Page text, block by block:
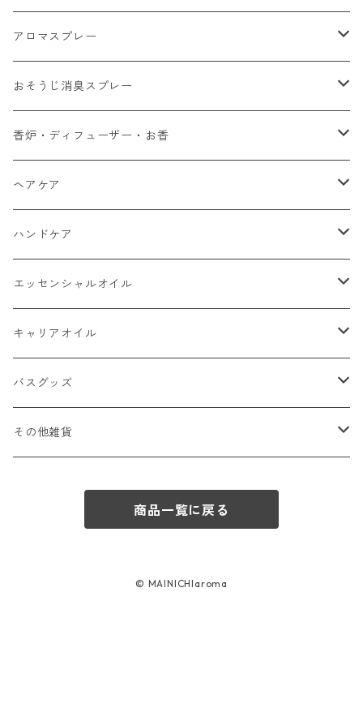
アロマスプレー
yuica リフレッシュスプレー
yaso アロマルームミスト
yaso 虫除けスプレー
NALUQ ボディースプレー
檜葉三百 おそうじ消臭スプレー
おそうじ消臭スプレー
檜葉三百
香炉・ディフューザー・お香
yuica 森香炉
odai リードディフューザー
yaso お香
Phnom Toi ウッドディフューザー
ヘアケア
odai ヘアオイル
yaso ヘアオイル
NALUQ ヘアクリーム
haus ヘアオイル
ハンドケア
odai ハンドバーム
NALUQ ハンドクリーム
haus ハンドクリーム
エッセンシャルオイル
yuica
Phnom Toi
キャリアオイル
yuica
バスグッズ
yuica 入浴剤
その他雑貨
商品一覧に戻る
© MAINICHIaroma